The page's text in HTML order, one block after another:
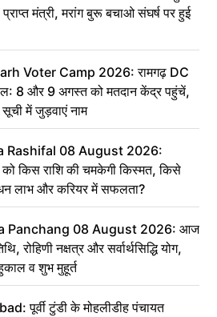
प्राप्त मंत्री, मरांग बुरू बचाओ संघर्ष पर हुई
Voter Camp 2026: रामगढ़ DC
8 और 9 अगस्त को मतदान केंद्र पहुंचें,
सूची में जुड़वाएं नाम
Rashifal 08 August 2026:
को किस राशि की चमकेगी किस्मत, किसे
लाभ और करियर में सफलता?
Panchang 08 August 2026: आज
रोहिणी नक्षत्र और सर्वार्थसिद्धि योग,
व शुभ मुहूर्त
पूर्वी टुंडी के मोहलीडीह पंचायत